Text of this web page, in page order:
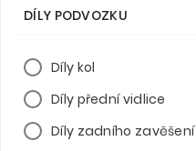
DÍLY PODVOZKU
Díly kol
Díly přední vidlice
Díly zadního zavěšení